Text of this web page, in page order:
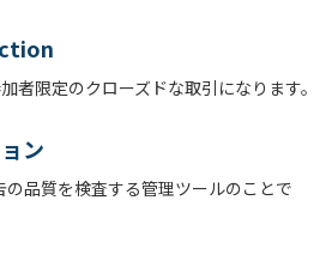
者限定のクローズドな取引になります。
ン
の品質を検査する管理ツールのことで